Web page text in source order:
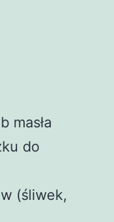
masła
do
(śliwek,